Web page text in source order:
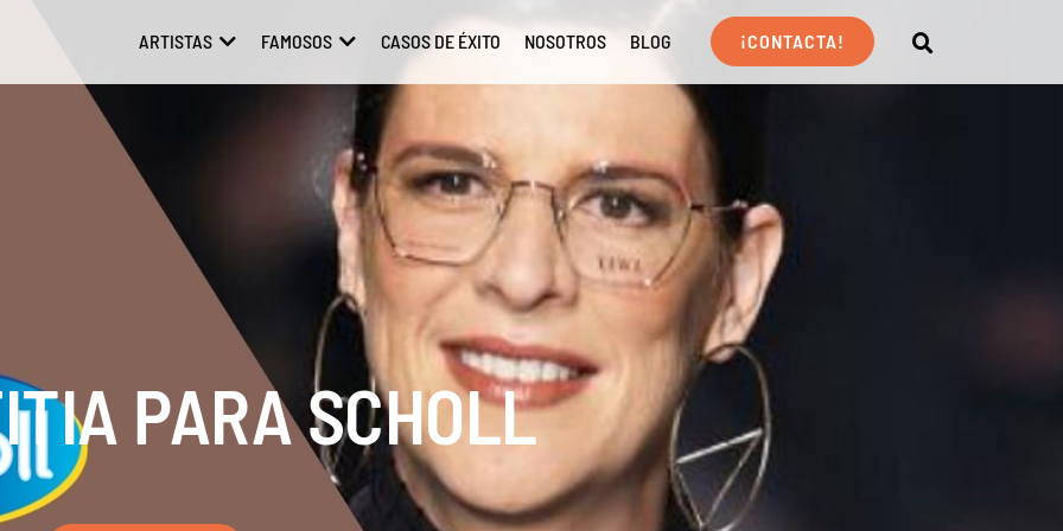
ARTISTAS ABRIR ARTISTAS
FAMOSOS ABRIR FAMOSOS
CASOS DE ÉXITO NOSOTROS BLOG ¡CONTACTA!
PARA SCHOLL